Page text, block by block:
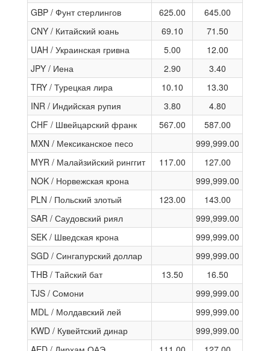
GBP / Фунт стерлингов
625.00
645.00
CNY / Китайский юань
69.10
71.50
UAH / Украинская гривна
5.00
12.00
JPY / Иена
2.90
3.40
TRY / Турецкая лира
10.10
13.30
INR / Индийская рупия
3.80
4.80
CHF / Швейцарский франк
567.00
587.00
MXN / Мексиканское песо
999,999.00
MYR / Малайзийский ринггит
117.00
127.00
NOK / Норвежская крона
999,999.00
PLN / Польский злотый
123.00
143.00
SAR / Саудовский риял
999,999.00
SEK / Шведская крона
999,999.00
SGD / Сингапурский доллар
999,999.00
THB / Тайский бат
13.50
16.50
TJS / Сомони
999,999.00
MDL / Молдавский лей
999,999.00
KWD / Кувейтский динар
999,999.00